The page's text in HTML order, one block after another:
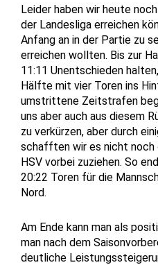
Leider haben wir heute
der Landesliga erreichen
Anfang an in der Partie zu
erreichen wollten. Bis zur
11:11 Unentschieden
Hälfte mit vier Toren ins
umstrittene Zeitstrafen
uns aber auch aus diesem
zu verkürzen, aber durch
schafften wir es nicht noch
HSV vorbei zuziehen. So
20:22 Toren für die
Nord.
Am Ende kann man als
man nach dem
deutliche